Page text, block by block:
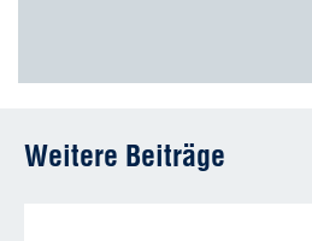
Weitere Beiträge